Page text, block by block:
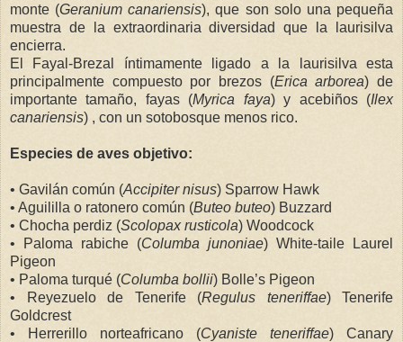
monte (Geranium canariensis), que son solo una pequeña
muestra de la extraordinaria diversidad que la laurisilva
encierra.
El Fayal-Brezal íntimamente ligado a la laurisilva esta
principalmente compuesto por brezos (Erica arborea) de
importante tamaño, fayas (Myrica faya) y acebiños (Ilex
canariensis) , con un sotobosque menos rico.
Especies de aves objetivo:
• Gavilán común (Accipiter nisus) Sparrow Hawk
• Aguililla o ratonero común (Buteo buteo) Buzzard
• Chocha perdiz (Scolopax rusticola) Woodcock
• Paloma rabiche (Columba junoniae) White-taile Laurel
Pigeon
• Paloma turqué (Columba bollii) Bolle’s Pigeon
• Reyezuelo de Tenerife (Regulus teneriffae) Tenerife
Goldcrest
• Herrerillo norteafricano (Cyaniste teneriffae) Canary